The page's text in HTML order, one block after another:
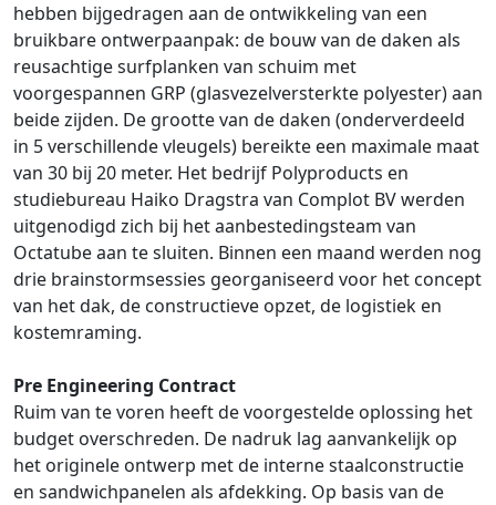
hebben bijgedragen aan de ontwikkeling van een
bruikbare ontwerpaanpak: de bouw van de daken als
reusachtige surfplanken van schuim met
voorgespannen GRP (glasvezelversterkte polyester) aan
beide zijden. De grootte van de daken (onderverdeeld
in 5 verschillende vleugels) bereikte een maximale maat
van 30 bij 20 meter. Het bedrijf Polyproducts en
studiebureau Haiko Dragstra van Complot BV werden
uitgenodigd zich bij het aanbestedingsteam van
Octatube aan te sluiten. Binnen een maand werden nog
drie brainstormsessies georganiseerd voor het concept
van het dak, de constructieve opzet, de logistiek en
kostemraming.
Pre Engineering Contract
Ruim van te voren heeft de voorgestelde oplossing het
budget overschreden. De nadruk lag aanvankelijk op
het originele ontwerp met de interne staalconstructie
en sandwichpanelen als afdekking. Op basis van de